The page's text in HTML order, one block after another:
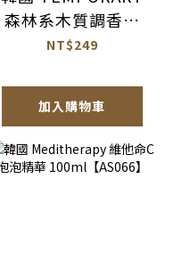
森林系木質調香氛
潤髮乳
NT$249
加入購物車